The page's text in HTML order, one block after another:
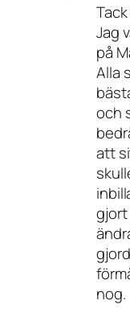
Jag
på
Alla
och
att
nog.